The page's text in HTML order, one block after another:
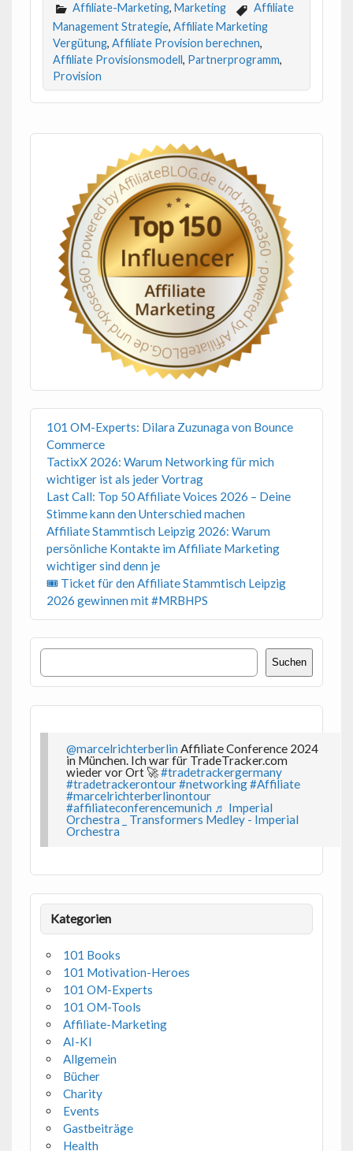
Affiliate-Marketing, Marketing
Affiliate
Management Strategie, Affiliate Marketing
Vergütung, Affiliate Provision berechnen,
Affiliate Provisionsmodell, Partnerprogramm,
Provision
101 OM-Experts: Dilara Zuzunaga von Bounce
Commerce
TactixX 2026: Warum Networking für mich
wichtiger ist als jeder Vortrag
Last Call: Top 50 Affiliate Voices 2026 – Deine
Stimme kann den Unterschied machen
Affiliate Stammtisch Leipzig 2026: Warum
persönliche Kontakte im Affiliate Marketing
wichtiger sind denn je
🎟 Ticket für den Affiliate Stammtisch Leipzig
2026 gewinnen mit #MRBHPS
Suchen
Suchen
@marcelrichterberlin Affiliate Conference 2024
in München. Ich war für TradeTracker.com
wieder vor Ort 🚀#tradetrackergermany
#tradetrackerontour#networking#Affiliate
#marcelrichterberlinontour
#affiliateconferencemunich ♬ Imperial
Orchestra _ Transformers Medley - Imperial
Orchestra
Kategorien
101 Books
101 Motivation-Heroes
101 OM-Experts
101 OM-Tools
Affiliate-Marketing
AI-KI
Allgemein
Bücher
Charity
Events
Gastbeiträge
Health